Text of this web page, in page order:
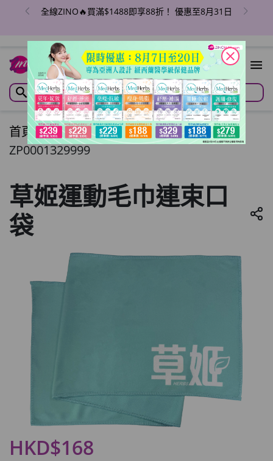
全線ZINO🔥買滿$1488即享88折！ 優惠至8月31日
首頁/草姬運動毛巾連束口袋
ZP0001329999
草姬運動毛巾連束口
袋
HKD$168
close